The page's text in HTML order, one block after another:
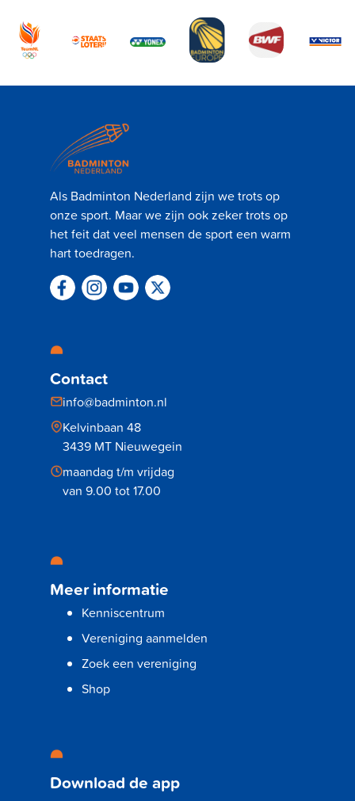
Als Badminton Nederland zijn we trots op
onze sport. Maar we zijn ook zeker trots op
het feit dat veel mensen de sport een warm
hart toedragen.
Contact
info@badminton.nl
Kelvinbaan 48
3439 MT Nieuwegein
maandag t/m vrijdag
van 9.00 tot 17.00
Meer informatie
Kenniscentrum
Vereniging aanmelden
Zoek een vereniging
Shop
Download de app